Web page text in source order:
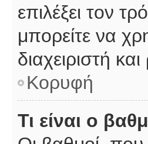
επιλέξει τον
μπορείτε να
διαχειριστή
Κορυφή
Τι είναι ο